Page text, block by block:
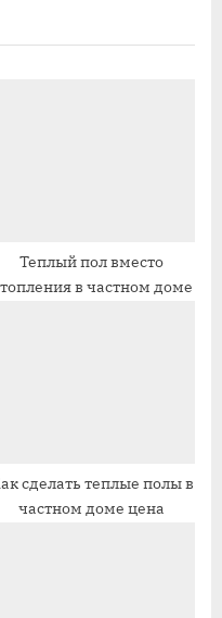
Теплый пол вместо
в частном доме
сделать теплые полы в
частном доме цена